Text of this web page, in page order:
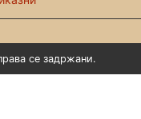
се задржани.